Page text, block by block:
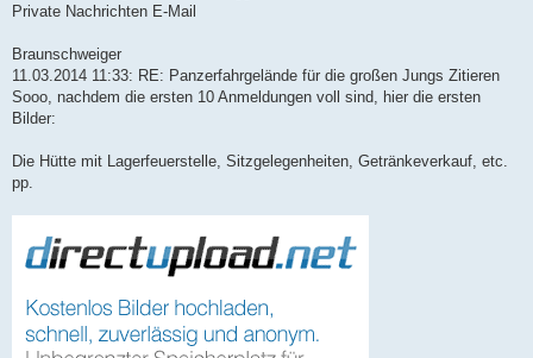
Private Nachrichten E-Mail
Braunschweiger
11.03.2014 11:33: RE: Panzerfahrgelände für die großen Jungs Zitieren
Sooo, nachdem die ersten 10 Anmeldungen voll sind, hier die ersten
Bilder:
Die Hütte mit Lagerfeuerstelle, Sitzgelegenheiten, Getränkeverkauf, etc.
pp.